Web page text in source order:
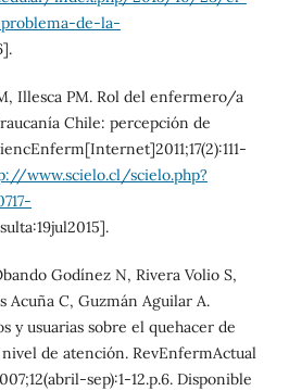
de-la-
Illesca PM. Rol del enfermero/a
Chile: percepción de
www.scielo.cl/scielo.php?
Godínez N, Rivera Volio S,
Acuña C, Guzmán Aguilar A.
y usuarias sobre el quehacer de
de atención. RevEnfermActual
sep):1-12.p.6. Disponible